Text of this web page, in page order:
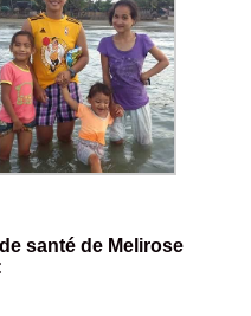
santé de Melirose